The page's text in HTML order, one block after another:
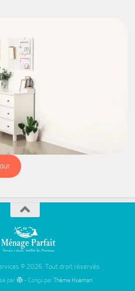
© 2026. Tout droit réservés.
par - Conçu par Thème Hueman